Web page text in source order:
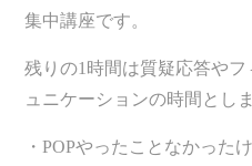
集中講座です。
残りの1時間は質疑応答やフ
ュニケーションの時間としま
・POPやったことなかった